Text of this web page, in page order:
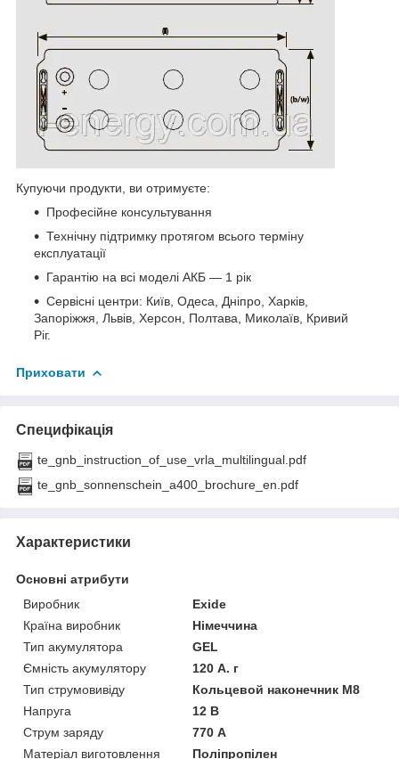
Купуючи продукти, ви отримуєте:
Професійне консультування
Технічну підтримку протягом всього терміну
експлуатації
Гарантію на всі моделі АКБ — 1 рік
Сервісні центри: Київ, Одеса, Дніпро, Харків,
Запоріжжя, Львів, Херсон, Полтава, Миколаїв, Кривий
Ріг.
Приховати
Специфікація
te_gnb_instruction_of_use_vrla_multilingual.pdf
te_gnb_sonnenschein_a400_brochure_en.pdf
Характеристики
Основні атрибути
Виробник
Exide
Країна виробник
Німеччина
Тип акумулятора
GEL
Ємність акумулятору
120 А. г
Тип струмовивіду
Кольцевой наконечник M8
Напруга
12 В
Струм заряду
770 А
Матеріал виготовлення
Поліпропілен